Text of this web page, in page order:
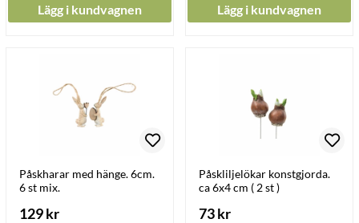
Lägg i kundvagnen Lägg i kundvagnen
Påskharar med hänge. 6cm.
6 st mix.
129 kr
Påskliljelökar konstgjorda.
ca 6x4 cm ( 2 st )
73 kr